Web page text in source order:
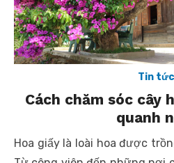
Tin tức
Cách chăm sóc cây
quanh
Hoa giấy là loài hoa được